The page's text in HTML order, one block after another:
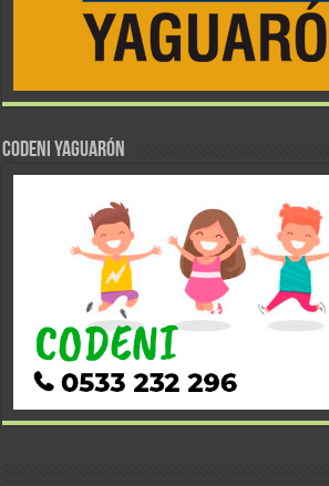
CODENI YAGUARÓN